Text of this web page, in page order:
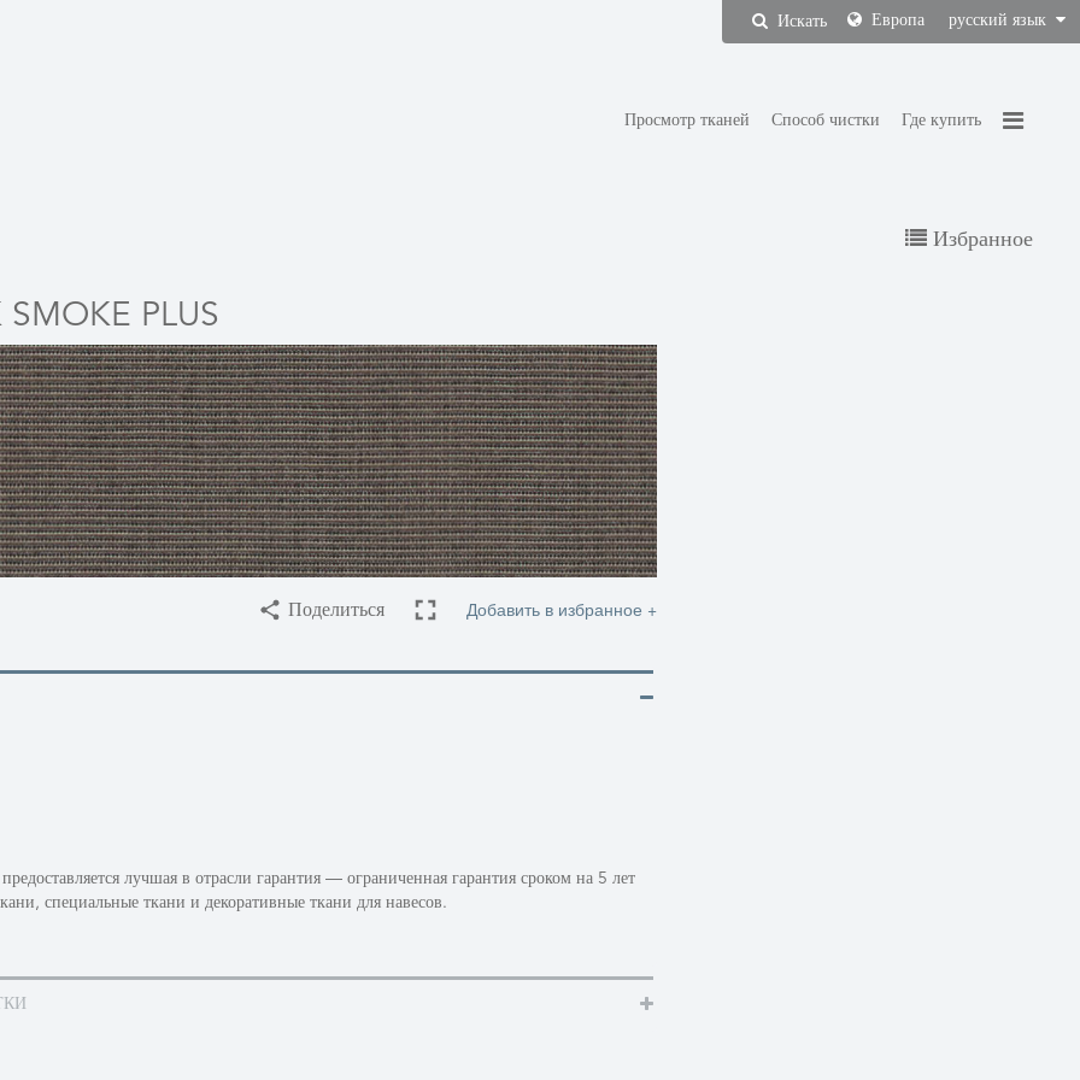
Искать Европа русский язык
Просмотр тканей Способ чистки Где купить
Избранное
SMOKE PLUS
Поделиться Добавить в избранное +
лучшая в отрасли гарантия — ограниченная гарантия сроком на 5 лет
специальные ткани и декоративные ткани для навесов.